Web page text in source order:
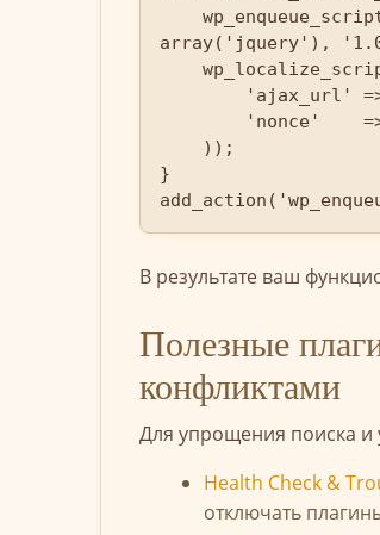
array('jquery'),
}
В результате ваш
Полезные
конфликтами
Для упрощения поиска и
Health Check &
отключать